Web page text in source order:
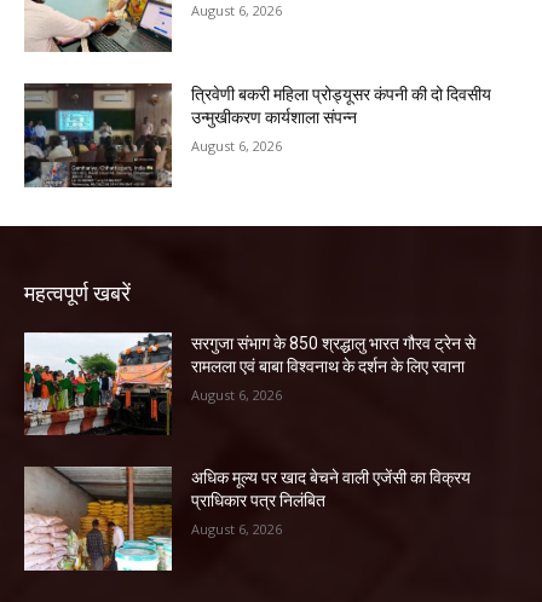
August 6, 2026
त्रिवेणी बकरी महिला प्रोड्यूसर कंपनी की दो दिवसीय
उन्मुखीकरण कार्यशाला संपन्न
August 6, 2026
महत्वपूर्ण खबरें
सरगुजा संभाग के 850 श्रद्धालु भारत गौरव ट्रेन से
रामलला एवं बाबा विश्वनाथ के दर्शन के लिए रवाना
August 6, 2026
अधिक मूल्य पर खाद बेचने वाली एजेंसी का विक्रय
प्राधिकार पत्र निलंबित
August 6, 2026